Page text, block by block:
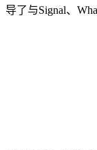
导了与Signal、